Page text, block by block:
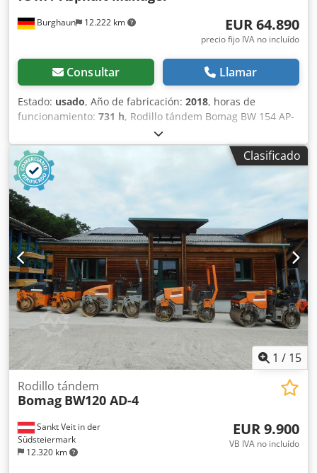
Burghaun 12.222 km EUR 64.890
precio fijo IVA no incluído
Consultar Llamar
Estado: usado, Año de fabricación: 2018, horas de
funcionamiento: 731 h, Rodillo tándem Bomag BW 154 AP-
4 AM, año de fabricación: 2018, horas de funcionamiento:
solo 731 h, motor: Kubota [55,4 kW/75 CV], Asphalt
Manager 2, peso: 7300 kg, banda de rodadura lisa, buen
estado, listo para su uso inmediato. Si lo desea, le
ofreceremos una opción de arrendamiento o financiación.
El Sr. Mihm (Tel. estará encantado de atenderle. Puede
encontrar más información en nuestra página web. ¡Salvo
errores y venta previa! = Más información = Cjdpjzq Tzyefx
Af Ajrf Póngase en contacto con Tobias Ebert para obtener
más información.
Clasificado
1 / 15
Sankt Veit in der
Südsteiermark
12.320 km
Rodillo tándem
Bomag BW120 AD-4
EUR 9.900
VB IVA no incluído